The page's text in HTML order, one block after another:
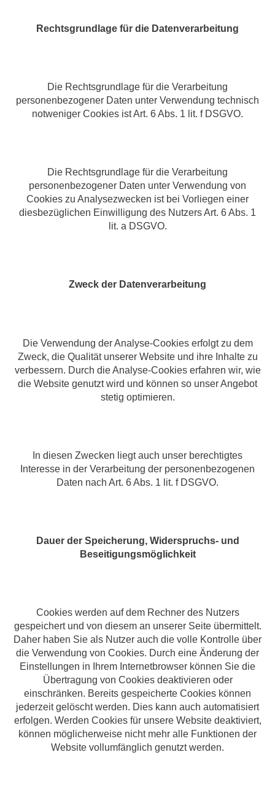
Rechtsgrundlage für die Datenverarbeitung
Die Rechtsgrundlage für die Verarbeitung
personenbezogener Daten unter Verwendung technisch
notweniger Cookies ist Art. 6 Abs. 1 lit. f DSGVO.
Die Rechtsgrundlage für die Verarbeitung
personenbezogener Daten unter Verwendung von
Cookies zu Analysezwecken ist bei Vorliegen einer
diesbezüglichen Einwilligung des Nutzers Art. 6 Abs. 1
lit. a DSGVO.
Zweck der Datenverarbeitung
Die Verwendung der Analyse-Cookies erfolgt zu dem
Zweck, die Qualität unserer Website und ihre Inhalte zu
verbessern. Durch die Analyse-Cookies erfahren wir, wie
die Website genutzt wird und können so unser Angebot
stetig optimieren.
In diesen Zwecken liegt auch unser berechtigtes
Interesse in der Verarbeitung der personenbezogenen
Daten nach Art. 6 Abs. 1 lit. f DSGVO.
Dauer der Speicherung, Widerspruchs- und
Beseitigungsmöglichkeit
Cookies werden auf dem Rechner des Nutzers
gespeichert und von diesem an unserer Seite übermittelt.
Daher haben Sie als Nutzer auch die volle Kontrolle über
die Verwendung von Cookies. Durch eine Änderung der
Einstellungen in Ihrem Internetbrowser können Sie die
Übertragung von Cookies deaktivieren oder
einschränken. Bereits gespeicherte Cookies können
jederzeit gelöscht werden. Dies kann auch automatisiert
erfolgen. Werden Cookies für unsere Website deaktiviert,
können möglicherweise nicht mehr alle Funktionen der
Website vollumfänglich genutzt werden.